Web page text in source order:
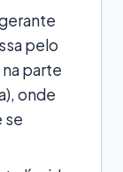
pelo
parte
onde
se